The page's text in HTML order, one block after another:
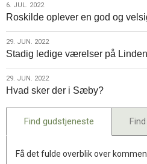
6.
jul.
2022
6. JUL. 2022
Roskilde oplever en god og
29.
jun.
2022
29. JUN. 2022
Stadig ledige værelser på
29.
jun.
2022
29. JUN. 2022
Hvad sker der i Sæby?
Find gudstjeneste
Få det fulde overblik over